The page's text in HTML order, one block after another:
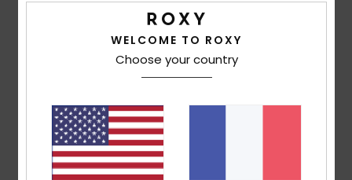
8 juillet 2026
parfait pour protéger des cicatrices sur le ventre
Rapport qualité / prix: 4
Je recommande ce produit
4
WELCOME TO ROXY
Choose your country